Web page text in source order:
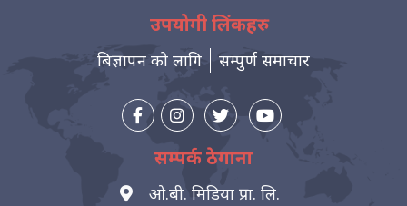
उपयोगी लिंकहरु
बिज्ञापन को लागि सम्पुर्ण समाचार
सम्पर्क ठेगाना
ओ.बी. मिडिया प्रा. लि.